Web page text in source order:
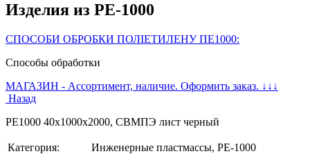
Изделия из PE-1000
СПОСОБИ ОБРОБКИ ПОЛІЕТИЛЕНУ ПЕ1000:
Способы обработки
МАГАЗИН - Ассортимент, наличие. Оформить заказ. ↓↓↓
Назад
PE1000 40x1000х2000, СВМПЭ лист черный
Категория: Инженерные пластмассы, PE-1000